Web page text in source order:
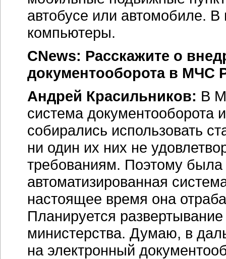
автобусе или автомобиле.
компьютеры.
CNews: Расскажите о
документооборота в МЧС
Андрей Красильников: В
система документооборота
собирались использовать
ни один их них не
требованиям. Поэтому была
автоматизированная
настоящее время она
Планируется
министерства. Думаю, в
на электронный